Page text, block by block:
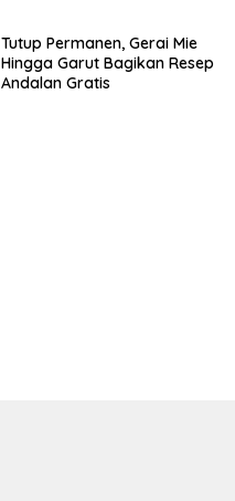
Tutup Permanen, Gerai Mie
Hingga Garut Bagikan Resep
Andalan Gratis